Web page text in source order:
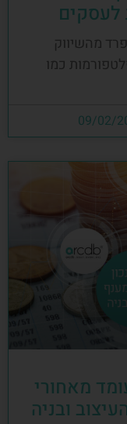
לעסקים
מהשיווק
כמו
מאחורי
ובניה